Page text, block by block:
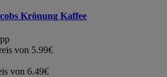
Krönung Kaffee
von 5.99€
von 6.49€